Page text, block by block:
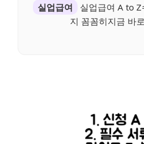
실업급여
실업급여 A to
지 꼼꼼히지금 바